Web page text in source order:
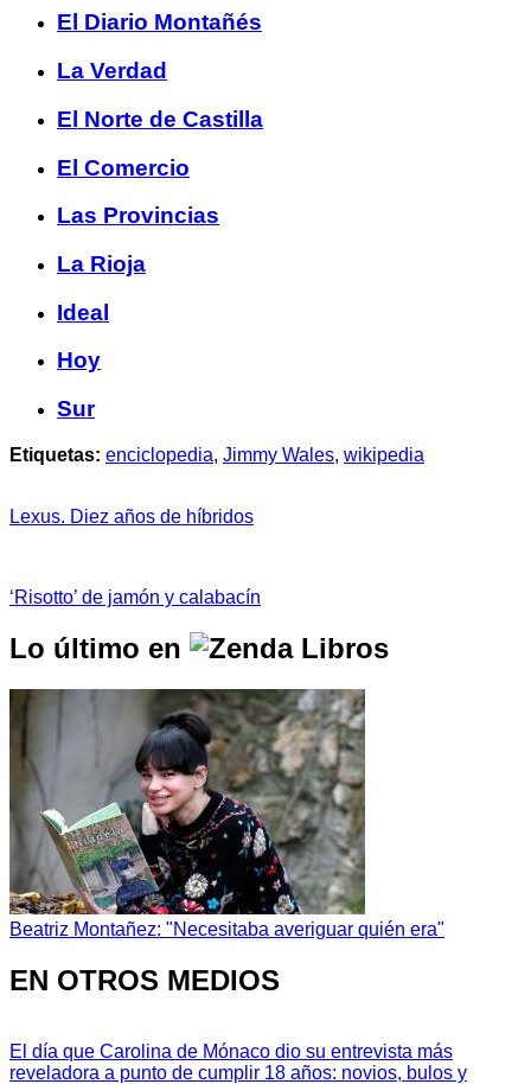
El Diario Montañés
La Verdad
El Norte de Castilla
El Comercio
Las Provincias
La Rioja
Ideal
Hoy
Sur
Etiquetas: enciclopedia, Jimmy Wales, wikipedia
Lexus. Diez años de híbridos
‘Risotto’ de jamón y calabacín
Lo último en
Beatriz Montañez: "Necesitaba averiguar quién era"
EN OTROS MEDIOS
El día que Carolina de Mónaco dio su entrevista más
reveladora a punto de cumplir 18 años: novios, bulos y